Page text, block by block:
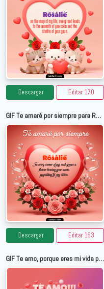
Descargar Editar 170
GIF Te amaré por siempre para Rosalie
Descargar Editar 163
GIF Te amo, porque eres mi vida para Rosalie